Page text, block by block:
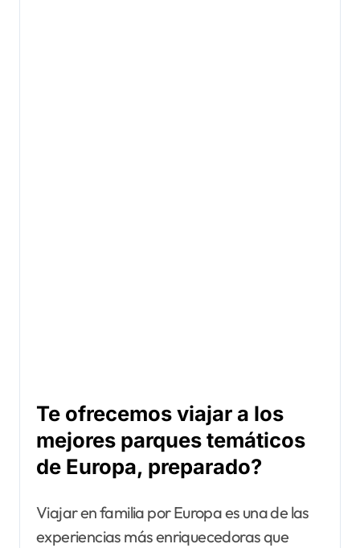
Te ofrecemos viajar a los
mejores parques temáticos
de Europa, preparado?
Viajar en familia por Europa es una de las
experiencias más enriquecedoras que